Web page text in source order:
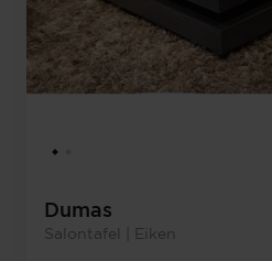
Dumas
Salontafel | Eiken